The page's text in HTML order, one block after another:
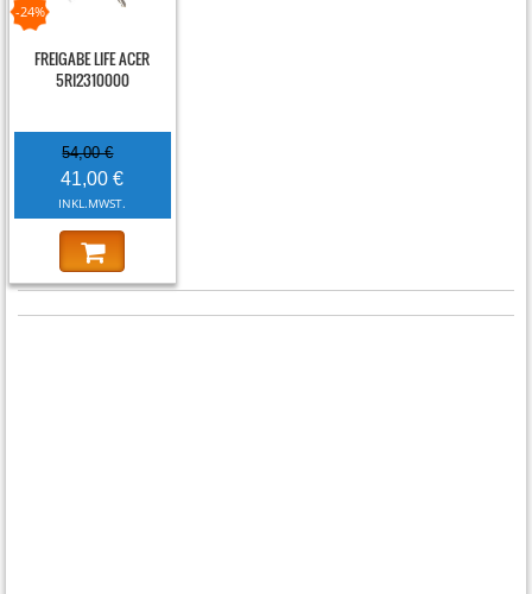
-24%
FREIGABE LIFE ACER
5RI2310000
54,00 €
41,00 €
INKL.MWST.